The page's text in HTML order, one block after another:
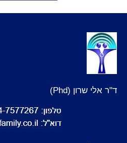
ד"ר אלי שרון (Phd)